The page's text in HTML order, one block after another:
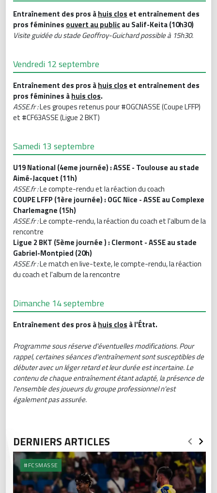
Entraînement des pros àhuis clos et entraînement des
pros féminines ouvert au publicau Salif-Keita (10h30)
Visite guidée du stade Geoffroy-Guichard possible à 15h30.
Vendredi 12 septembre
Entraînement des pros àhuis clos et entraînement des
pros féminines àhuis clos.
ASSE.fr :Les groupes retenus pour #OGCNASSE (Coupe LFFP)
et #CF63ASSE (Ligue 2 BKT)
Samedi 13 septembre
U19 National (4eme journée) : ASSE - Toulouse au stade
Aimé-Jacquet (11h)
ASSE.fr :Le compte-rendu et la réaction du coach
COUPE LFFP (1ère journée) : OGC Nice - ASSE au Complexe
Charlemagne (15h)
ASSE.fr :Le compte-rendu, la réaction du coach et l'album de la
rencontre
Ligue 2 BKT (5ème journée ) : Clermont - ASSE au stade
Gabriel-Montpied (20h)
ASSE.fr :Le match en live-texte, le compte-rendu, la réaction
du coach et l'album de la rencontre
Dimanche 14 septembre
Entraînement des pros àhuis clos à l'Étrat.
Programme sous réserve d'éventuelles modifications. Pour
rappel, certaines séances d'entraînement sont susceptibles de
débuter avec un léger retard et leur durée est incertaine. Le
contenu de chaque entraînement étant adapté, la présence de
l'ensemble des joueurs du groupe professionnel n'est
également pas assurée.
DERNIERS ARTICLES
#FCSMASSE